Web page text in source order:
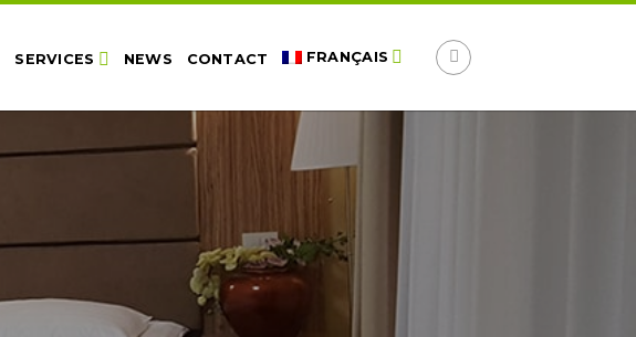
SERVICES NEWS CONTACT FRANÇAIS